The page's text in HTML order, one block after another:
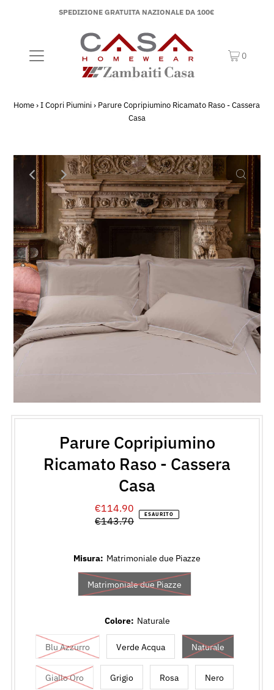
SPEDIZIONE GRATUITA NAZIONALE DA 100€
0
Home › I Copri Piumini › Parure Copripiumino Ricamato Raso - Cassera
Casa
Parure Copripiumino
Ricamato Raso - Cassera
Casa
Prezzo
di
€114.90
Prezzo
€143.70
ESAURITO
Misura: Matrimoniale due Piazze
Matrimoniale due Piazze
Colore: Naturale
Blu Azzurro Verde Acqua Naturale
Giallo Oro Grigio Rosa Nero